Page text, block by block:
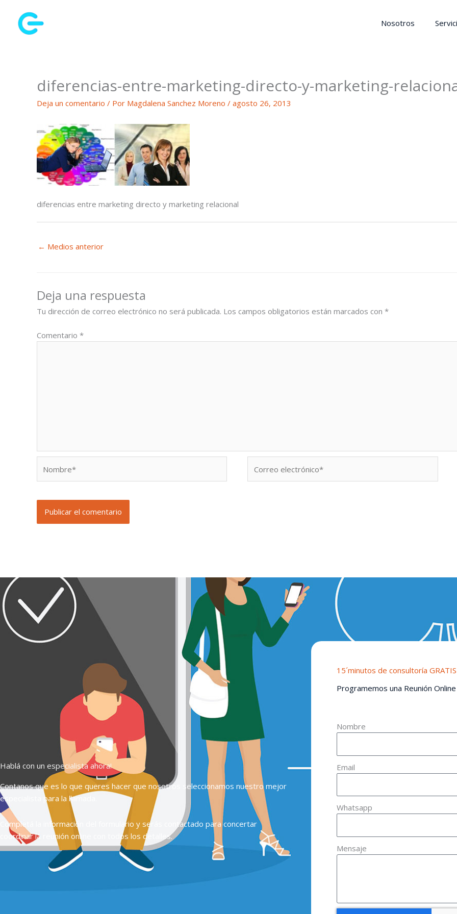
contenido
Nosotros
diferencias-entre-marketing-directo-y-marketing-
Deja un comentario / Por Magdalena Sanchez Moreno / agosto 26, 2013
diferencias entre marketing directo y marketing relacional
← Medios anterior
Deja una respuesta
Tu dirección de correo electrónico no será publicada. Los campos obligatorios están marcados con *
Comentario *
electrónico*
Hablá con un especialista ahora!
Contanos que es lo que queres hacer que nosotros seleccionamos nuestro mejor
especialista para la llamada.
Completá la información del formulario y serás contactado para concertar
coordinar la reunión online con todos los detalles.
15´minutos de consultoría GRATIS
Programemos una Reunión Online
Nombre
Email
Whatsapp
Mensaje